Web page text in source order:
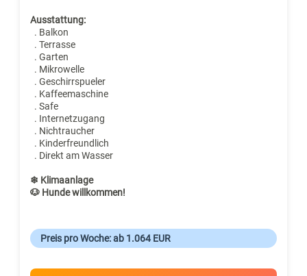
Ausstattung:
. Balkon
. Terrasse
. Garten
. Mikrowelle
. Geschirrspueler
. Kaffeemaschine
. Safe
. Internetzugang
. Nichtraucher
. Kinderfreundlich
. Direkt am Wasser
❄ Klimaanlage
🐶 Hunde willkommen!
Preis pro Woche: ab 1.064 EUR